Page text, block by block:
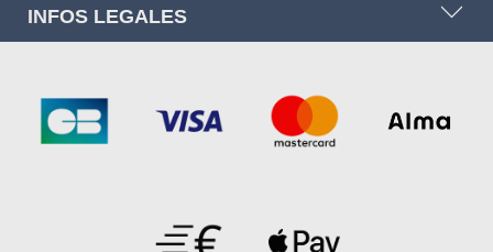
INFOS LEGALES